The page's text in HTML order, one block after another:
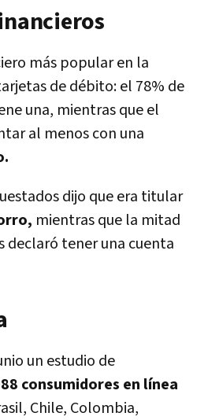
más popular en la
de débito: el 78% de
una, mientras que el
al menos con una
dijo que era titular
mientras que la mitad
declaró tener una cuenta
un estudio de
consumidores en línea
Chile, Colombia,